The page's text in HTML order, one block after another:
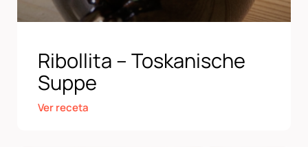
Ribollita – Toskanische
Suppe
Ver receta